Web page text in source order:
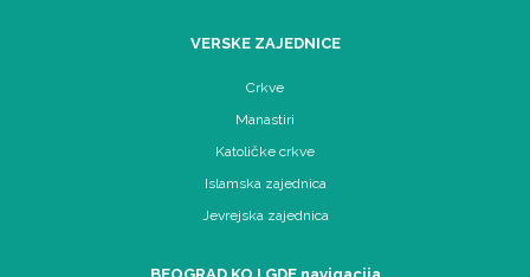
VERSKE ZAJEDNICE
Crkve
Manastiri
Katoličke crkve
Islamska zajednica
Jevrejska zajednica